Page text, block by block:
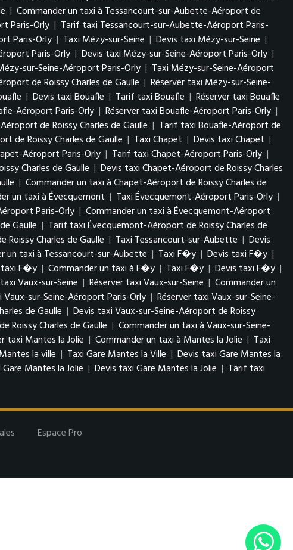
| Commander un taxi à Tessancourt-sur-Aubette-Aéroport de
Paris-Orly | Tarif taxi Tessancourt-sur-Aubette-Aéroport Paris-
Paris-Orly | Taxi Mézy-sur-Seine | Devis taxi Mézy-sur-Seine |
Paris-Orly | Devis taxi Mézy-sur-Seine-Aéroport Paris-Orly |
sur-Seine-Aéroport Paris-Orly | Taxi Mézy-sur-Seine-Aéroport
de Roissy Charles de Gaulle | Réserver taxi Mézy-sur-Seine-
| Devis taxi Bouafle | Tarif taxi Bouafle | Réserver taxi Bouafle
Aéroport Paris-Orly | Réserver taxi Bouafle-Aéroport Paris-Orly |
de Roissy Charles de Gaulle | Tarif taxi Bouafle-Aéroport de
de Roissy Charles de Gaulle | Taxi Chapet | Devis taxi Chapet |
Aéroport Paris-Orly | Tarif taxi Chapet-Aéroport Paris-Orly |
Charles de Gaulle | Devis taxi Chapet-Aéroport de Roissy Charles
| Commander un taxi à Chapet-Aéroport de Roissy Charles de
un taxi à Évecquemont | Taxi Évecquemont-Aéroport Paris-Orly |
Paris-Orly | Commander un taxi à Évecquemont-Aéroport
Gaulle | Tarif taxi Évecquemont-Aéroport de Roissy Charles de
Charles de Gaulle | Taxi Tessancourt-sur-Aubette | Devis
un taxi à Tessancourt-sur-Aubette | Taxi F�y | Devis taxi F�y |
taxi F�y | Commander un taxi à F�y | Taxi F�y | Devis taxi F�y |
Vaux-sur-Seine | Réserver taxi Vaux-sur-Seine | Commander un
sur-Seine-Aéroport Paris-Orly | Réserver taxi Vaux-sur-Seine-
de Gaulle | Devis taxi Vaux-sur-Seine-Aéroport de Roissy
Roissy Charles de Gaulle | Commander un taxi à Vaux-sur-Seine-
taxi Mantes la Jolie | Commander un taxi à Mantes la Jolie | Taxi
la ville | Taxi Gare Mantes la Ville | Devis taxi Gare Mantes la
Gare Mantes la Jolie | Devis taxi Gare Mantes la Jolie | Tarif taxi
Espace Pro